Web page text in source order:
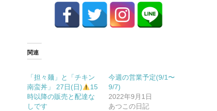
関連
「担々麺」と「チキン
南蛮丼」 27日(日)
15
時以降の販売と配達な
しです
今週の営業予定(9/1〜
9/7)
2022年9月1日
あつこの日記